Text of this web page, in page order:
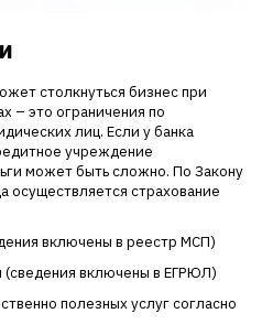
столкнуться бизнес при
– это ограничения по
лиц. Если у банка
учреждение
может быть сложно. По Закону
страхование
включены в реестр МСП)
включены в ЕГРЮЛ)
полезных услуг согласно